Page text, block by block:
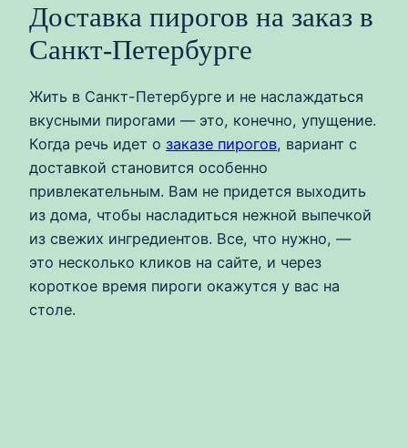
Доставка пирогов на заказ в
Санкт-Петербурге
Жить в Санкт-Петербурге и не наслаждаться
вкусными пирогами — это, конечно, упущение.
Когда речь идет о заказе пирогов, вариант с
доставкой становится особенно
привлекательным. Вам не придется выходить
из дома, чтобы насладиться нежной выпечкой
из свежих ингредиентов. Все, что нужно, —
это несколько кликов на сайте, и через
короткое время пироги окажутся у вас на
столе.